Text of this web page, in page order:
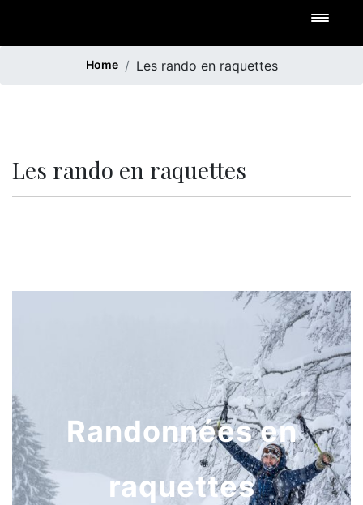
Home Les rando en raquettes
Les rando en raquettes
Randonnées en
raquettes